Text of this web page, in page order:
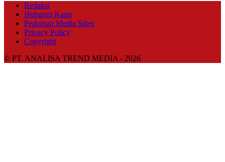
Redaksi
Hubungi Kami
Pedoman Media Siber
Privacy Policy
Copyright
© PT. ANALISA TREND MEDIA - 2026